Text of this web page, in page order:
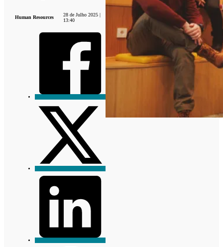
Human Resources
28 de Julho 2025 |
13:40